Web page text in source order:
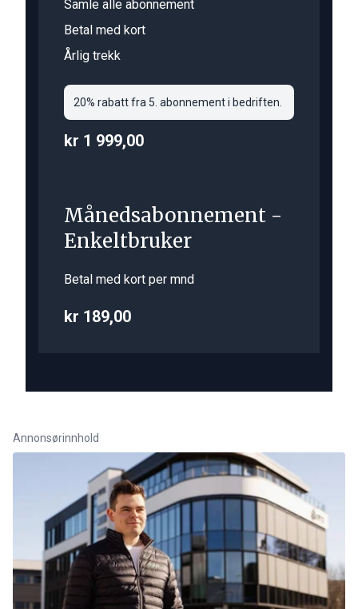
Samle alle abonnement
Betal med kort
Årlig trekk
20% rabatt fra 5. abonnement i bedriften.
kr 1 999,00
Månedsabonnement -
Enkeltbruker
Betal med kort per mnd
kr 189,00
Annonsørinnhold